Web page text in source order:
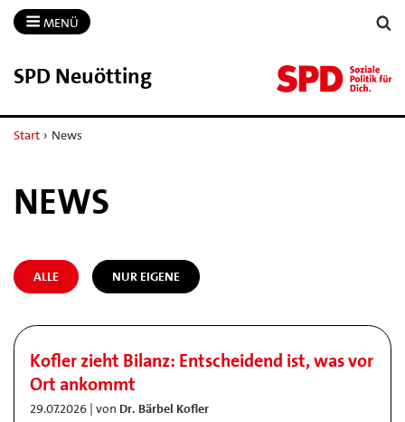
MENÜ
SPD Neuötting
Start › News
NEWS
ALLE NUR EIGENE
Kofler zieht Bilanz: Entscheidend ist, was vor
Ort ankommt
29.07.2026 | von Dr. Bärbel Kofler